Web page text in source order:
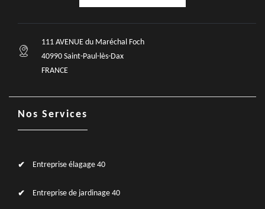
111 AVENUE du Maréchal Foch
40990 Saint-Paul-lès-Dax
FRANCE
Nos Services
Entreprise élagage 40
Entreprise de jardinage 40